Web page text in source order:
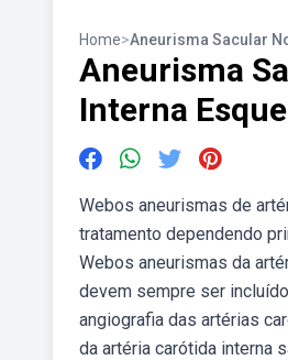
Home>Aneurisma Sacular
Aneurisma
Interna
Webos aneurismas de
tratamento dependendo
Webos aneurismas da
devem sempre ser
angiografia das artérias
da artéria carótida interna